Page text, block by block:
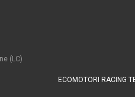
(LC)
ECOMOTORI RACING